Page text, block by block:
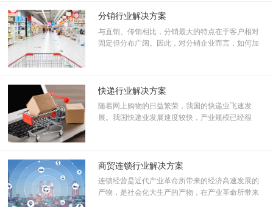
件、电话、传真不断。”
随着门店增多，沟通审批需求越来越大。为提升劲草内部办公审批效
率和沟通效率，降低企业运营成本，规范企业管理，缔造敏捷企业，
劲草决定引进致远协创A6协同管理软件来辅助ERP，更好地实现对企
业全面管理。
“就以调货这个简单的事情来说，我们经常会出现某店铺没有货了，需
要从其他店铺甚至临近城市的店铺调货过去，以满足客户需求的情
况。调货之后，ERP中每个店铺库存量没有变，而销售数据却出现了
变化，这让对账出现了问题。因此，之前每次调货都需要打电话给库
管，来调整库存数据，由于服装的花色、尺码很多，出错几率较大。”
该货品的库存情况，然后用OA在线信息同其他店铺同事进行沟通，确
认是否可以调货。之后他们通过A6发起‘货品调拨单’，此流程中已经
绑定了库管员，这样库管员就不会因为电话沟通不清或者遗忘而造成
控、店面管控、促销管控等方面的标准化、信息
化、自动化水平。
分销行业解决方案
与直销、传销相比，分销最大的特点在于客户相对
固定但分布广阔。因此，对分销企业而言，如何加
售渠道和环节。在此过程中，他们面临着如下问题
的挑战
快递行业解决方案
随着网上购物的日益繁荣，我国的快递业飞速发
展。我国快递业发展速度较快，产业规模已经很
的时间内完成寄递任务；与电子商务紧密合作，并
依托电子商务平台提升快递自身服务质量；影响业
务量因素巨大，例如节假日，商家促销，媒体导
向，突发事件等
商贸连锁行业解决方案
连锁经营是近代产业革命所带来的经济高速发展的
产物，是社会化大生产的产物，在产业革命所带来